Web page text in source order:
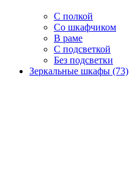
С полкой
Со шкафчиком
В раме
С подсветкой
Без подсветки
Зеркальные шкафы (73)